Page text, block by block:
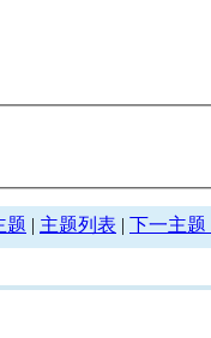
题 | 主题列表 | 下一主题